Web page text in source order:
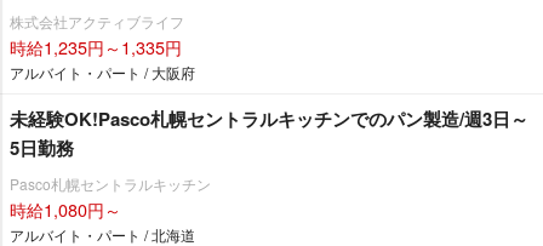
株式会社アクティブライフ
時給1,235円～1,335円
アルバイト・パート / 大阪府
未経験OK!Pasco札幌セントラルキッチンでのパン製造/週3日～
5日勤務
Pasco札幌セントラルキッチン
時給1,080円～
アルバイト・パート / 北海道